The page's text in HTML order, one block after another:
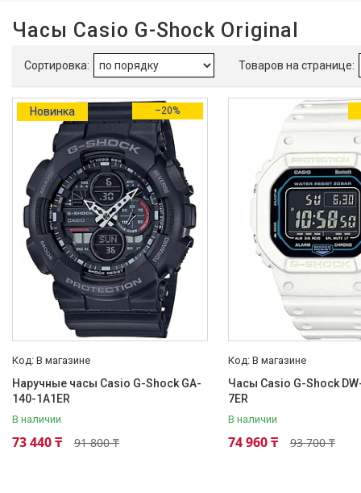
В наличии 164
Состояние
Страна производитель
Япония 2
Пол
Мужской 73
Унисекс 48
Женский 2
Тип механизма
Кварцевый 280
Циферблат
Стрелочный+цифровой
Цифровой
Аналоговый (Стрелочный)
Класс влагозащиты
Часы Casio G-Shock Original
Новинка –20%
В магазине
Наручные часы Casio G-Shock GA-
140-1A1ER
В наличии
91 800 ₸
73 440 ₸
В магазине
Часы Casio G-Shock
7ER
В наличии
93 700 ₸
74 960 ₸